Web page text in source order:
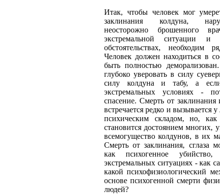
Итак, чтобы человек мог
заклинания колдуна,
неосторожно брошенного
экстремальной ситуации и
обстоятельствах, необходим
Человек должен находиться в
быть полностью
глубоко уверовать в силу
силу колдуна и табу, а
экстремальных условиях -
спасение. Смерть от заклинания
встречается редко и вызывается
психическим складом, но, как
становится достоянием многих,
всемогущество колдунов, в их
Смерть от заклинания, сглаза
как психогенное
экстремальных ситуациях - как
какой психофизиологический
основе психогенной смерти
людей?